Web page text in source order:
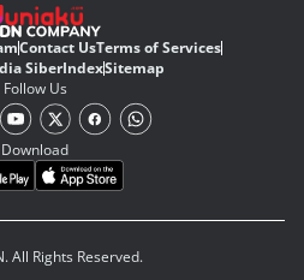
Contact UsTerms of Services
SiberIndexSitemap
Follow Us
Download
All Rights Reserved.